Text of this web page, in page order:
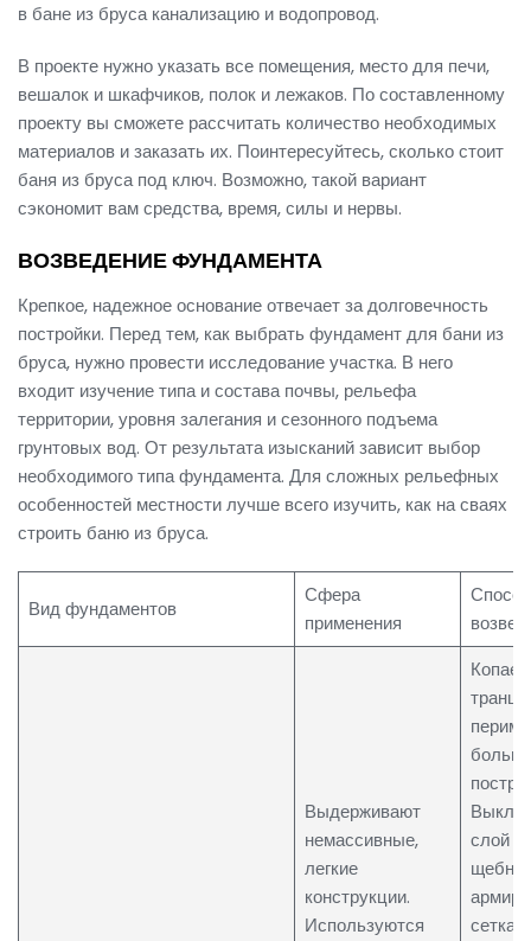
в бане из бруса канализацию и водопровод.
В проекте нужно указать все помещения, место для печи,
вешалок и шкафчиков, полок и лежаков. По составленному
проекту вы сможете рассчитать количество необходимых
материалов и заказать их. Поинтересуйтесь, сколько стоит
баня из бруса под ключ. Возможно, такой вариант
сэкономит вам средства, время, силы и нервы.
ВОЗВЕДЕНИЕ ФУНДАМЕНТА
Крепкое, надежное основание отвечает за долговечность
постройки. Перед тем, как выбрать фундамент для бани из
бруса, нужно провести исследование участка. В него
входит изучение типа и состава почвы, рельефа
территории, уровня залегания и сезонного подъема
грунтовых вод. От результата изысканий зависит выбор
необходимого типа фундамента. Для сложных рельефных
особенностей местности лучше всего изучить, как на сваях
строить баню из бруса.
Вид фундаментов
Сфера
применения
Способ
Выдерживают
немассивные,
легкие
конструкции.
Используются
слой
щебня
сетка.
ЗАКАЗАТЬ ЗВОНОК